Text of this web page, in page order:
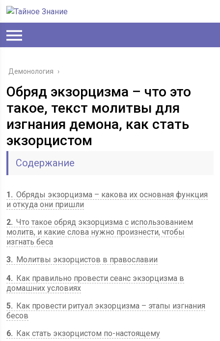
Демонология ›
Обряд экзорцизма – что это
такое, текст молитвы для
изгнания демона, как стать
экзорцистом
Содержание
1
Обряды экзорцизма – какова их основная функция
и откуда они пришли
2 Что такое обряд экзорцизма с использованием
молитв, и какие слова нужно произнести, чтобы
изгнать беса
3
Молитвы экзорцистов в православии
4
Как правильно провести сеанс экзорцизма в
домашних условиях
5
Как провести ритуал экзорцизма – этапы изгнания
бесов
6
Как стать экзорцистом по-настоящему